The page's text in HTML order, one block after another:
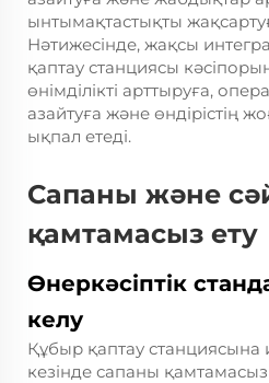
ынтымақтастықты
Нәтижесінде, жақсы
қаптау станциясы
өнімділікті арттыруға,
азайтуға және өндірістің
ықпал етеді.
Сапаны және
қамтамасыз ету
Өнеркәсіптік
келу
Құбыр қаптау станциясына
кезінде сапаны